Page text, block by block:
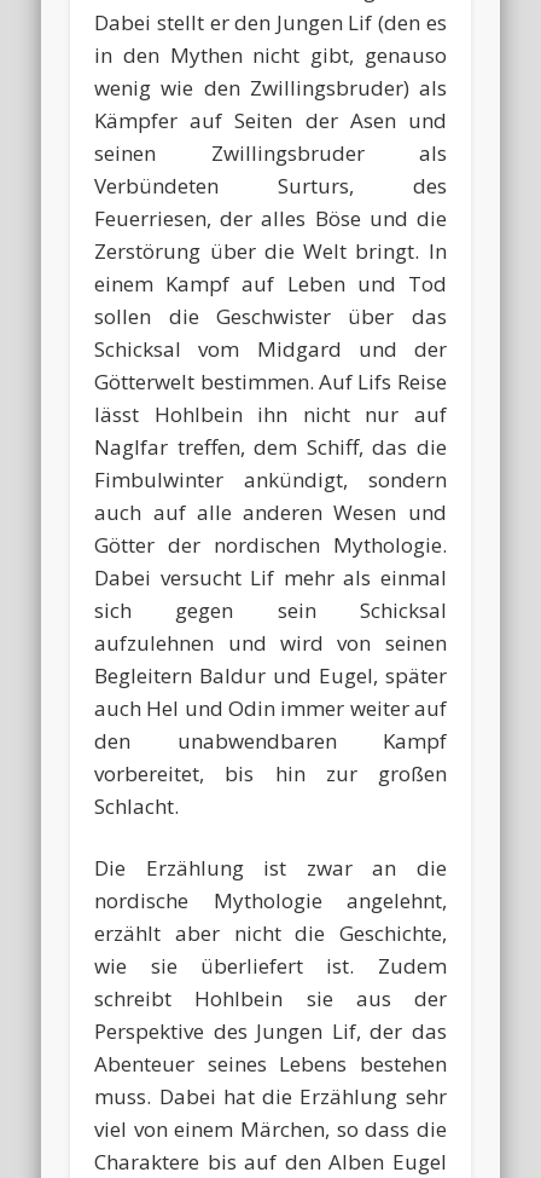
Dabei stellt er den Jungen Lif (den es
in den Mythen nicht gibt, genauso
wenig wie den Zwillingsbruder) als
Kämpfer auf Seiten der Asen und
seinen Zwillingsbruder als
Verbündeten Surturs, des
Feuerriesen, der alles Böse und die
Zerstörung über die Welt bringt. In
einem Kampf auf Leben und Tod
sollen die Geschwister über das
Schicksal vom Midgard und der
Götterwelt bestimmen. Auf Lifs Reise
lässt Hohlbein ihn nicht nur auf
Naglfar treffen, dem Schiff, das die
Fimbulwinter ankündigt, sondern
auch auf alle anderen Wesen und
Götter der nordischen Mythologie.
Dabei versucht Lif mehr als einmal
sich gegen sein Schicksal
aufzulehnen und wird von seinen
Begleitern Baldur und Eugel, später
auch Hel und Odin immer weiter auf
den unabwendbaren Kampf
vorbereitet, bis hin zur großen
Schlacht.
Die Erzählung ist zwar an die
nordische Mythologie angelehnt,
erzählt aber nicht die Geschichte,
wie sie überliefert ist. Zudem
schreibt Hohlbein sie aus der
Perspektive des Jungen Lif, der das
Abenteuer seines Lebens bestehen
muss. Dabei hat die Erzählung sehr
viel von einem Märchen, so dass die
Charaktere bis auf den Alben Eugel